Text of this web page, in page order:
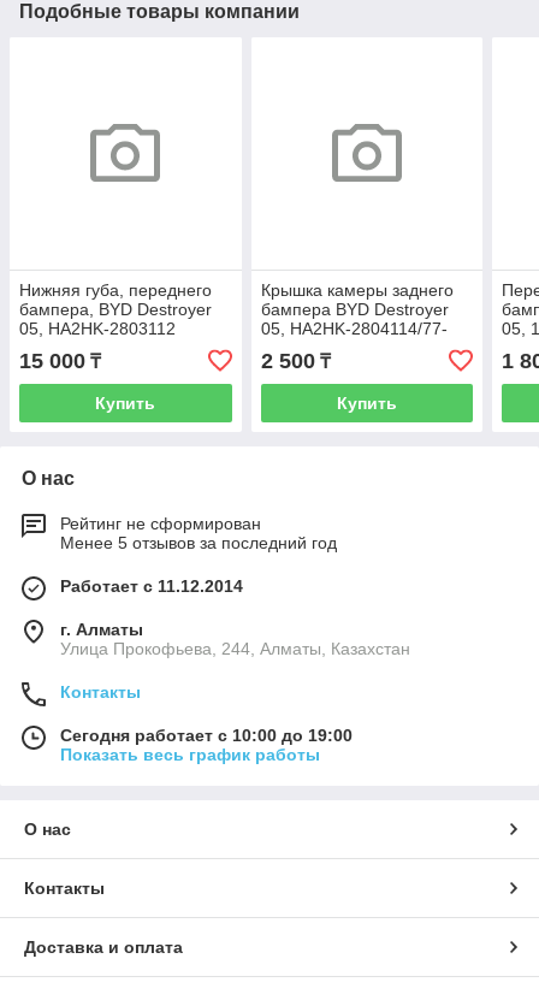
Подобные товары компании
Нижняя губа, переднего
бампера, BYD Destroyer
05, HA2HK-2803112
15 000 ₸
Купить
Крышка камеры заднего
бампера BYD Destroyer
05, HA2HK-2804114/77-
2 500₸
Купить
05,
1
О нас
Рейтинг не сформирован
Менее 5 отзывов за последний год
Работает с 11.12.2014
г. Алматы
​Улица Прокофьева, 244, Алматы, Казахстан
Контакты
Сегодня работает с 10:00 до 19:00
Показать весь график работы
О нас
Контакты
Доставка и оплата